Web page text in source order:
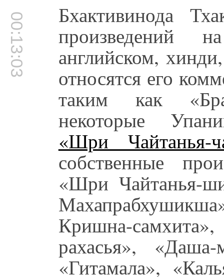
00:13:03 Бхактивинода
произведений
английском,
относятся его
таким как
некоторые
«Шри Чайтанья-
собственные
«Шри Чайтанья-
Кришна-самхита»,
рахасья»,
«Гитамала»,